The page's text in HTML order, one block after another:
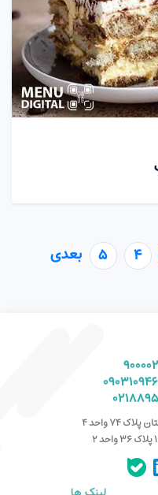
4
5 بعدی
۷۴ واحد ۴